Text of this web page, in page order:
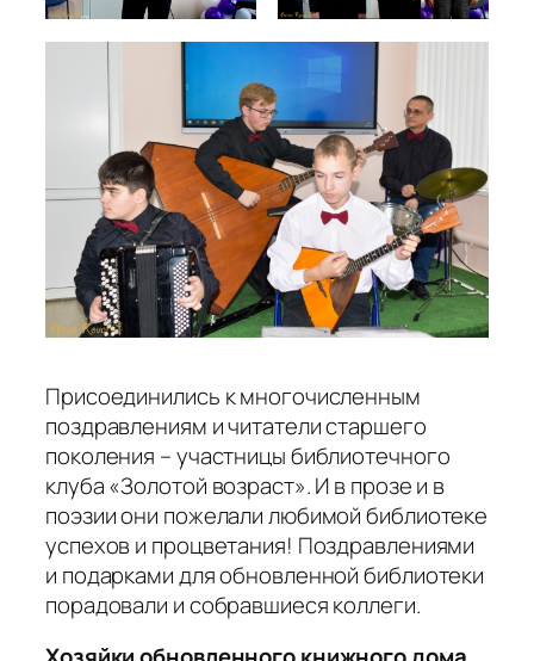
Присоединились к многочисленным
поздравлениям и читатели старшего
поколения – участницы библиотечного
клуба «Золотой возраст». И в прозе и в
поэзии они пожелали любимой библиотеке
успехов и процветания! Поздравлениями
и подарками для обновленной библиотеки
порадовали и собравшиеся коллеги.